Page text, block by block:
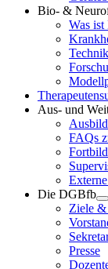
Bio- &
Was
Technik
Aus- und
FAQs
Die DGBfb
Ziele &
Presse